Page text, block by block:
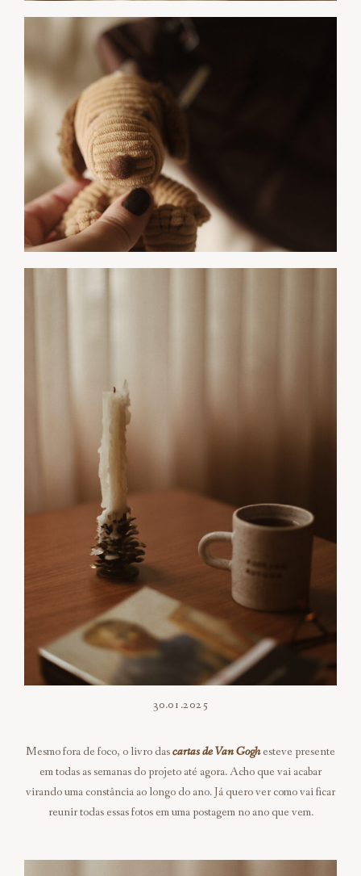
30.01.2025
Mesmo fora de foco, o livro dascartas de Van Goghesteve presente
em todas as semanas do projeto até agora. Acho que vai acabar
virando uma constância ao longo do ano. Já quero ver como vai ficar
reunir todas essas fotos em uma postagem no ano que vem.